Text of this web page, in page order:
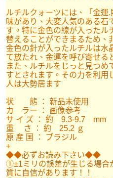
ルチルクォーツには、「金運
味があり、大変人気のある石
す。特に金色の線が入ったル
替えることができまるため、
金色の針が入ったルチルは水
て放たれ、金運を呼び寄せる
また、ルチルをじっと見つめ
すとされます。その力を利用
人は大勢居ます
状 態 ： 新品未使用
カ ラー ： 画像参考
サ イ ズ ： 約 9.3-9.7 mm
重 さ ： 約 25.2 ｇ
原 産 国 ： ブラジル
+
◆◆必ずお読み下さい◆◆
①±1ミリの誤差が生じる場合
質に自信があります！！